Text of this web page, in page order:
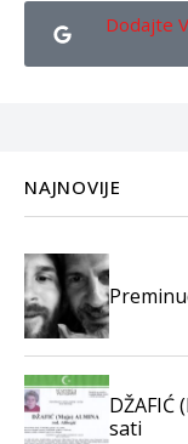
Dodajte
NAJNOVIJE
DŽAFIĆ
sati